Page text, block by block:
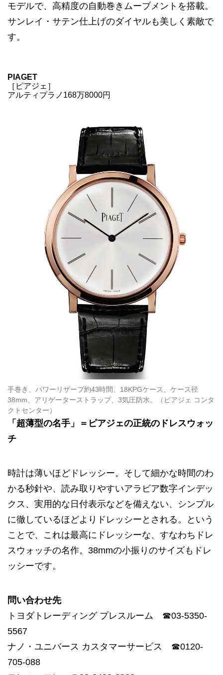
モデルで、高精度の自動巻きムーブメントを搭載。
サンレイ・サテン仕上げのダイヤルも美しく素敵で
す。
PIAGET
［ピアジェ］
アルティプラノ168万8000円
手巻き、パワーリザーブ約43時間、18KPGケース、ケース径
38mm、アリゲーターストラップ、3気圧防水。（ピアジェ コンタ
クトセンター）
「超薄型の名手」＝ピアジェの正統のドレスウォッ
チ
時計は薄いほどドレッシー。そして細かな時間のわ
かる秒針や、読み取りやすいアラビア数字インデッ
クス、実用的な日付表示などを備えない、シンプル
に徹しているほどよりドレッシーとされる。という
ことで、これは最高にドレッシーな、すなわちドレ
スウォッチの名作。38mmの小振りのサイズもドレ
ッシーです。
問い合わせ先
トヨダトレーディング プレスルーム ☎03-5350-
5567
ナノ・ユニバース カスタマーサービス ☎0120-
705-088